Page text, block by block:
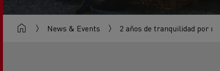
News & Events 2 años de tranquilidad por